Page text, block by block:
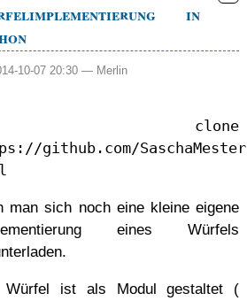
in
10-07 20:30 — Merlin
clone
github.com/
man sich noch eine kleine eigene
eines Würfels
Würfel ist als Modul gestaltet (
„Das Beste, was ich je - JE
über Magie gelesenen habe.“
— Gastx zuMagie:
Mittel der Reichen,